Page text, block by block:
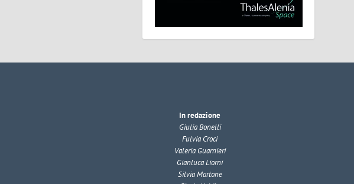
In redazione
Giulia Bonelli
Fulvia Croci
Valeria Guarnieri
Gianluca Liorni
Silvia Martone